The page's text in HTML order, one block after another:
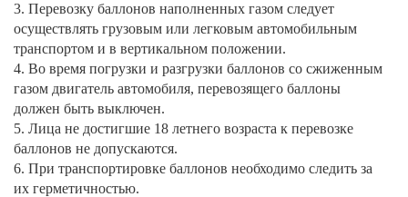
3. Перевозку баллонов наполненных газом следует
осуществлять грузовым или легковым автомобильным
транспортом и в вертикальном положении.
4. Во время погрузки и разгрузки баллонов со сжиженным
газом двигатель автомобиля, перевозящего баллоны
должен быть выключен.
5. Лица не достигшие 18 летнего возраста к перевозке
баллонов не допускаются.
6. При транспортировке баллонов необходимо следить за
их герметичностью.